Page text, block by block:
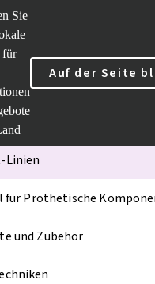
Sie
für
Auf der Seite
Unsere Marken
Prothetische
und Zubehör